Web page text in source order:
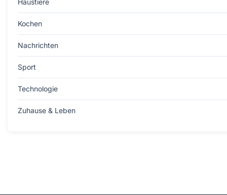
Kochen
Nachrichten
Sport
Technologie
Zuhause & Leben